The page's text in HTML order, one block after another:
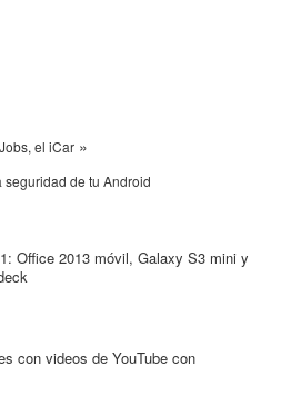
el iCar »
de tu Android
Office 2013 móvil, Galaxy S3 mini y
con videos de YouTube con